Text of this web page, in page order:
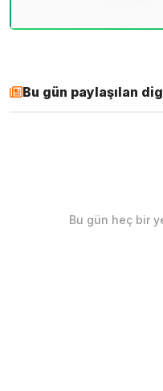
Bu gün paylaşılan
Bu gün heç bir